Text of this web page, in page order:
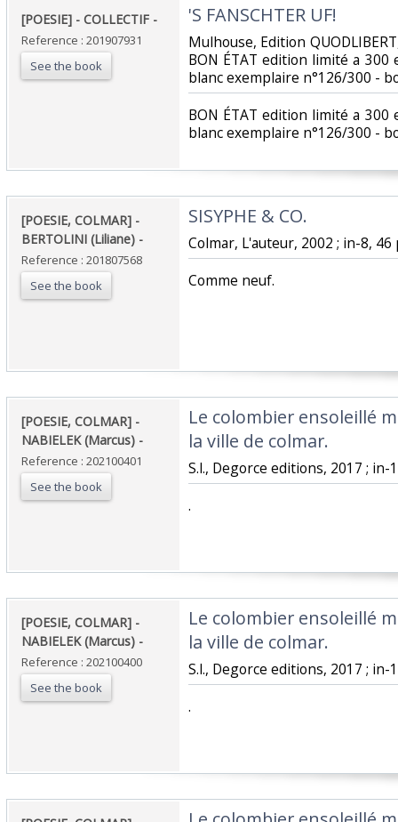
‎[POESIE] - COLLECTIF - ‎
Reference : 201907931
See the book
‎'S FANSCHTER UF! ‎
‎Mulhouse, Edition
BON ÉTAT edition limité a
blanc exemplaire n°126/300 -
‎BON ÉTAT edition limité a
blanc exemplaire n°126/300 -
‎[POESIE, COLMAR] -
BERTOLINI (Liliane) - ‎
Reference : 201807568
See the book
‎SISYPHE & CO. ‎
‎Colmar, L'auteur, 2002 ; in-8,
‎Comme neuf.‎
‎[POESIE, COLMAR] -
NABIELEK (Marcus) - ‎
Reference : 202100401
See the book
‎Le colombier ensoleillé
la ville de colmar. ‎
‎S.l., Degorce editions, 2017 ; in-
‎.‎
‎[POESIE, COLMAR] -
NABIELEK (Marcus) - ‎
Reference : 202100400
See the book
‎Le colombier ensoleillé
la ville de colmar. ‎
‎S.l., Degorce editions, 2017 ; in-
‎.‎